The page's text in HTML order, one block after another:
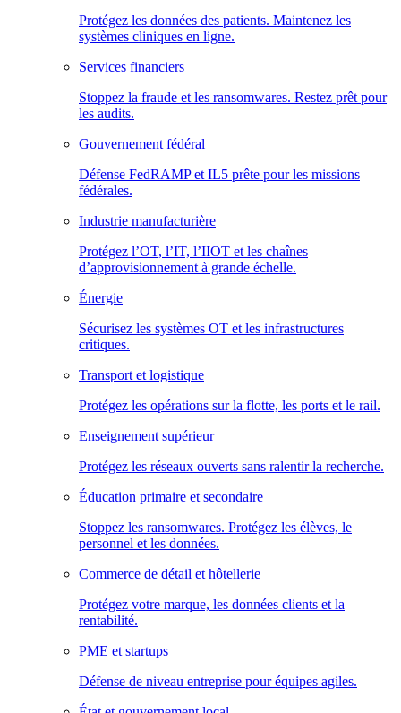
Protégez les données des patients. Maintenez les
systèmes cliniques en ligne.
Services financiers
Stoppez la fraude et les ransomwares. Restez prêt pour
les audits.
Gouvernement fédéral
Défense FedRAMP et IL5 prête pour les missions
fédérales.
Industrie manufacturière
Protégez l’OT, l’IT, l’IIOT et les chaînes
d’approvisionnement à grande échelle.
Énergie
Sécurisez les systèmes OT et les infrastructures
critiques.
Transport et logistique
Protégez les opérations sur la flotte, les ports et le rail.
Enseignement supérieur
Protégez les réseaux ouverts sans ralentir la recherche.
Éducation primaire et secondaire
Stoppez les ransomwares. Protégez les élèves, le
personnel et les données.
Commerce de détail et hôtellerie
Protégez votre marque, les données clients et la
rentabilité.
PME et startups
Défense de niveau entreprise pour équipes agiles.